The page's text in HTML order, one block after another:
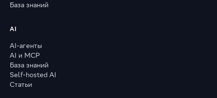
База знаний
AI
AI-агенты
AI и MCP
База знаний
Self-hosted AI
Статьи